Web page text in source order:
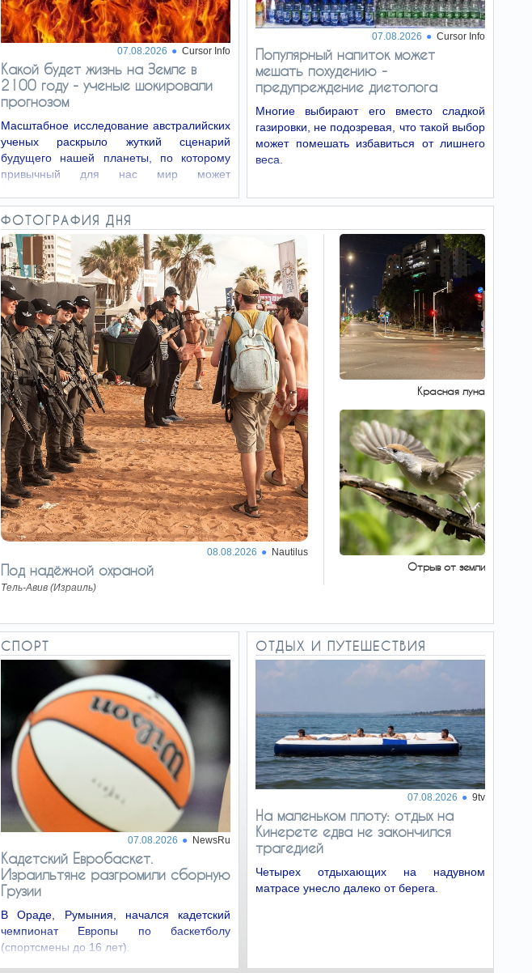
07.08.2026 Cursor Info
Какой будет жизнь на Земле в
2100 году - ученые шокировали
прогнозом
Масштабное исследование австралийских
ученых раскрыло жуткий сценарий
будущего нашей планеты, по которому
привычный для нас мир может
07.08.2026 Cursor Info
Популярный напиток может
мешать похудению -
предупреждение диетолога
Многие выбирают его вместо сладкой
газировки, не подозревая, что такой выбор
может помешать избавиться от лишнего
веса.
ФОТОГРАФИЯ ДНЯ
08.08.2026 Nautilus
Под надёжной охраной
Тель-Авив (Израиль)
Красная луна
Отрыв от земли
СПОРТ
07.08.2026 NewsRu
Кадетский Евробаскет.
Израильтяне разгромили сборную
Грузии
В Ораде, Румыния, начался кадетский
чемпионат Европы по баскетболу
(спортсмены до 16 лет).
ОТДЫХ И ПУТЕШЕСТВИЯ
07.08.2026 9tv
На маленьком плоту: отдых на
Кинерете едва не закончился
трагедией
Четырех отдыхающих на надувном
матрасе унесло далеко от берега.